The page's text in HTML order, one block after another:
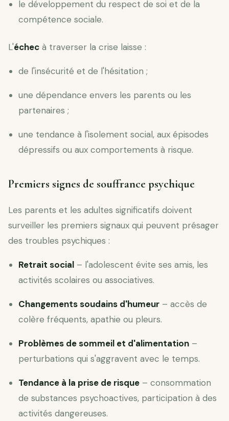
le développement du respect de soi et de la
compétence sociale.
L'échec à traverser la crise laisse :
de l'insécurité et de l'hésitation ;
une dépendance envers les parents ou les
partenaires ;
une tendance à l'isolement social, aux épisodes
dépressifs ou aux comportements à risque.
Premiers signes de souffrance psychique
Les parents et les adultes significatifs doivent
surveiller les premiers signaux qui peuvent présager
des troubles psychiques :
Retrait social – l'adolescent évite ses amis, les
activités scolaires ou associatives.
Changements soudains d'humeur – accès de
colère fréquents, apathie ou pleurs.
Problèmes de sommeil et d'alimentation –
perturbations qui s'aggravent avec le temps.
Tendance à la prise de risque – consommation
de substances psychoactives, participation à des
activités dangereuses.